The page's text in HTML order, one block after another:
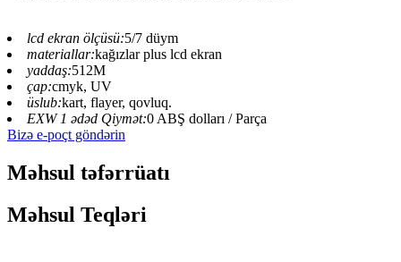
lcd ekran ölçüsü:5/7 düym
materiallar:kağızlar plus lcd ekran
yaddaş:512M
çap:cmyk, UV
üslub:kart, flayer, qovluq.
EXW 1 ədəd Qiymət:0 ABŞ dolları / Parça
Bizə e-poçt göndərin
Məhsul təfərrüatı
Məhsul Teqləri